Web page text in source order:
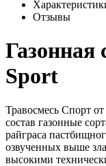
Отзывы
Газонная
Sport
Травосмесь Спорт
состав газонные
райграса
озвученных выше
высокими